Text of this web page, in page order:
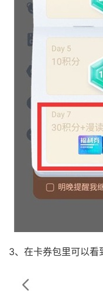
3、在卡券包里可以看